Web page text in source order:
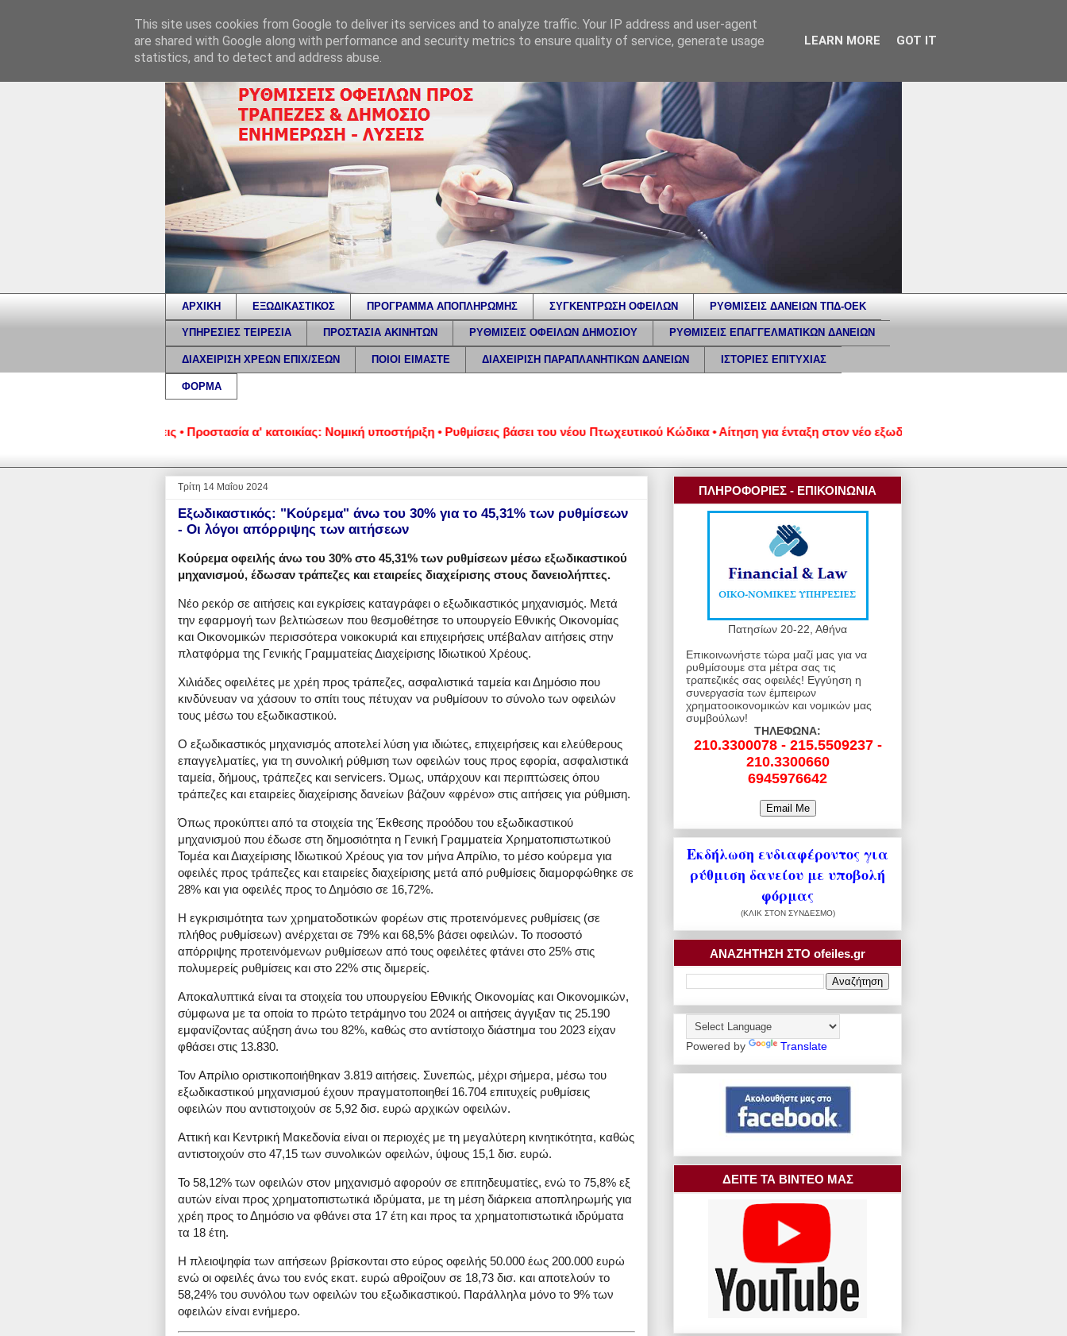
ΑΡΧΙΚΗ ΕΞΩΔΙΚΑΣΤΙΚΟΣ ΠΡΟΓΡΑΜΜΑ ΑΠΟΠΛΗΡΩΜΗΣ ΣΥΓΚΕΝΤΡΩΣΗ ΟΦΕΙΛΩΝ ΡΥΘΜΙΣΕΙΣ ΔΑΝΕΙΩΝ ΤΠΔ-ΟΕΚ
ΥΠΗΡΕΣΙΕΣ ΤΕΙΡΕΣΙΑ ΠΡΟΣΤΑΣΙΑ ΑΚΙΝΗΤΩΝ ΡΥΘΜΙΣΕΙΣ ΟΦΕΙΛΩΝ ΔΗΜΟΣΙΟΥ ΡΥΘΜΙΣΕΙΣ ΕΠΑΓΓΕΛΜΑΤΙΚΩΝ ΔΑΝΕΙΩΝ
ΔΙΑΧΕΙΡΙΣΗ ΧΡΕΩΝ ΕΠΙΧ/ΣΕΩΝ ΠΟΙΟΙ ΕΙΜΑΣΤΕ ΔΙΑΧΕΙΡΙΣΗ ΠΑΡΑΠΛΑΝΗΤΙΚΩΝ ΔΑΝΕΙΩΝ ΙΣΤΟΡΙΕΣ ΕΠΙΤΥΧΙΑΣ
ΦΟΡΜΑ
και επιχειρήσεις • Προστασία α' κατοικίας: Νομική υποστήριξη • Ρυθμίσεις βάσει του νέου Πτωχευτικού Κώδικα • Αίτηση για ένταξη στον νέο εξωδικαστικό μηχανισμό ρύθμισης
Τρίτη 14 Μαΐου 2024
Εξωδικαστικός: "Κούρεμα" άνω του 30% για το 45,31% των ρυθμίσεων
- Οι λόγοι απόρριψης των αιτήσεων
Κούρεμα οφειλής άνω του 30% στο 45,31% των ρυθμίσεων μέσω εξωδικαστικού
μηχανισμού, έδωσαν τράπεζες και εταιρείες διαχείρισης στους δανειολήπτες.
Νέο ρεκόρ σε αιτήσεις και εγκρίσεις καταγράφει ο εξωδικαστικός μηχανισμός. Mετά
την εφαρμογή των βελτιώσεων που θεσμοθέτησε το υπουργείο Εθνικής Οικονομίας
και Οικονομικών περισσότερα νοικοκυριά και επιχειρήσεις υπέβαλαν αιτήσεις στην
πλατφόρμα της Γενικής Γραμματείας Διαχείρισης Ιδιωτικού Χρέους.
Χιλιάδες οφειλέτες με χρέη προς τράπεζες, ασφαλιστικά ταμεία και Δημόσιο που
κινδύνευαν να χάσουν το σπίτι τους πέτυχαν να ρυθμίσουν το σύνολο των οφειλών
τους μέσω του εξωδικαστικού.
Ο εξωδικαστικός μηχανισμός αποτελεί λύση για ιδιώτες, επιχειρήσεις και ελεύθερους
επαγγελματίες, για τη συνολική ρύθμιση των οφειλών τους προς εφορία, ασφαλιστικά
ταμεία, δήμους, τράπεζες και servicers. Όμως, υπάρχουν και περιπτώσεις όπου
τράπεζες και εταιρείες διαχείρισης δανείων βάζουν «φρένο» στις αιτήσεις για ρύθμιση.
Όπως προκύπτει από τα στοιχεία της Έκθεσης προόδου του εξωδικαστικού
μηχανισμού που έδωσε στη δημοσιότητα η Γενική Γραμματεία Χρηματοπιστωτικού
Τομέα και Διαχείρισης Ιδιωτικού Χρέους για τον μήνα Απρίλιο, το μέσο κούρεμα για
οφειλές προς τράπεζες και εταιρείες διαχείρισης μετά από ρυθμίσεις διαμορφώθηκε σε
28% και για οφειλές προς το Δημόσιο σε 16,72%.
Η εγκρισιμότητα των χρηματοδοτικών φορέων στις προτεινόμενες ρυθμίσεις (σε
πλήθος ρυθμίσεων) ανέρχεται σε 79% και 68,5% βάσει οφειλών. Το ποσοστό
απόρριψης προτεινόμενων ρυθμίσεων από τους οφειλέτες φτάνει στο 25% στις
πολυμερείς ρυθμίσεις και στο 22% στις διμερείς.
Αποκαλυπτικά είναι τα στοιχεία του υπουργείου Εθνικής Οικονομίας και Οικονομικών,
σύμφωνα με τα οποία το πρώτο τετράμηνο του 2024 οι αιτήσεις άγγιξαν τις 25.190
εμφανίζοντας αύξηση άνω του 82%, καθώς στο αντίστοιχο διάστημα του 2023 είχαν
φθάσει στις 13.830.
Τον Απρίλιο οριστικοποιήθηκαν 3.819 αιτήσεις. Συνεπώς, μέχρι σήμερα, μέσω του
εξωδικαστικού μηχανισμού έχουν πραγματοποιηθεί 16.704 επιτυχείς ρυθμίσεις
οφειλών που αντιστοιχούν σε 5,92 δισ. ευρώ αρχικών οφειλών.
Αττική και Κεντρική Μακεδονία είναι οι περιοχές με τη μεγαλύτερη κινητικότητα, καθώς
αντιστοιχούν στο 47,15 των συνολικών οφειλών, ύψους 15,1 δισ. ευρώ.
Το 58,12% των οφειλών στον μηχανισμό αφορούν σε επιτηδευματίες, ενώ το 75,8% εξ
αυτών είναι προς χρηματοπιστωτικά ιδρύματα, με τη μέση διάρκεια αποπληρωμής για
χρέη προς το Δημόσιο να φθάνει στα 17 έτη και προς τα χρηματοπιστωτικά ιδρύματα
τα 18 έτη.
Η πλειοψηφία των αιτήσεων βρίσκονται στο εύρος οφειλής 50.000 έως 200.000 ευρώ
ενώ οι οφειλές άνω του ενός εκατ. ευρώ αθροίζουν σε 18,73 δισ. και αποτελούν το
58,24% του συνόλου των οφειλών του εξωδικαστικού. Παράλληλα μόνο το 9% των
οφειλών είναι ενήμερο.
ΠΛΗΡΟΦΟΡΙΕΣ - ΕΠΙΚΟΙΝΩΝΙΑ
Πατησίων 20-22, Αθήνα
Επικοινωνήστε τώρα μαζί μας για να
ρυθμίσουμε στα μέτρα σας τις
τραπεζικές σας οφειλές! Εγγύηση η
συνεργασία των έμπειρων
χρηματοοικονομικών και νομικών μας
συμβούλων!
ΤΗΛΕΦΩΝΑ:
210.3300078 - 215.5509237 -
210.3300660
6945976642
Εκδήλωση ενδιαφέροντος για
ρύθμιση δανείου με υποβολή
φόρμας
(ΚΛΙΚ ΣΤΟΝ ΣΥΝΔΕΣΜΟ)
ΑΝΑΖΗΤΗΣΗ ΣΤΟ ofeiles.gr
Powered by Translate
ΔΕΙΤΕ ΤΑ ΒΙΝΤΕΟ ΜΑΣ
This site uses cookies from Google to deliver its services and to analyze traffic. Your IP address and user-agent
are shared with Google along with performance and security metrics to ensure quality of service, generate usage
statistics, and to detect and address abuse.
LEARN MORE GOT IT